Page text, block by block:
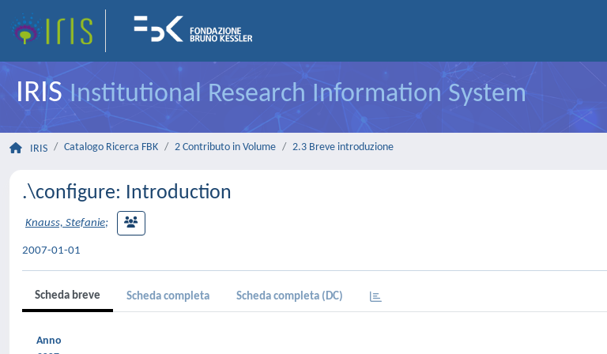
IRISInstitutional Research Information System
IRIS Catalogo Ricerca FBK 2 Contributo in Volume 2.3 Breve introduzione
.\conﬁgure: Introduction
Knauss, Stefanie;
2007-01-01
Scheda breve Scheda completa Scheda completa (DC)
Anno